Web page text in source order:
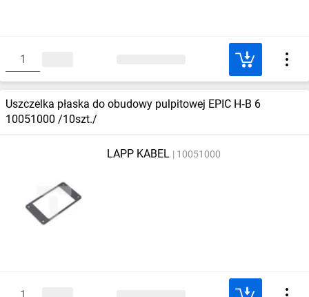
Uszczelka płaska do obudowy pulpitowej EPIC H‑B 6
10051000 /10szt./
LAPP KABEL 10051000